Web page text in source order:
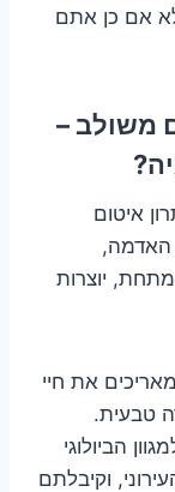
אם כן אתם
משולב –
איטום
האדמה,
יוצרות
את חיי
טבעית.
הביולוגי
וקיבלתם